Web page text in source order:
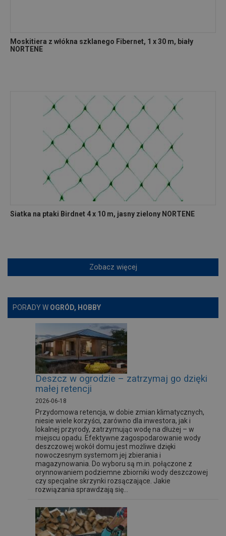
Moskitiera z włókna szklanego Fibernet, 1 x 30 m, biały
NORTENE
Siatka na ptaki Birdnet 4 x 10 m, jasny zielony NORTENE
Zobacz więcej
PORADY W OGRÓD, HOBBY
Deszcz w ogrodzie – zatrzymaj go dzięki
małej retencji
2026-06-18
Przydomowa retencja, w dobie zmian klimatycznych,
niesie wiele korzyści, zarówno dla inwestora, jak i
lokalnej przyrody, zatrzymując wodę na dłużej – w
miejscu opadu. Efektywne zagospodarowanie wody
deszczowej wokół domu jest możliwe dzięki
nowoczesnym systemom jej zbierania i
magazynowania. Do wyboru są m.in. połączone z
orynnowaniem podziemne zbiorniki wody deszczowej
czy specjalne skrzynki rozsączające. Jakie
rozwiązania sprawdzają się...